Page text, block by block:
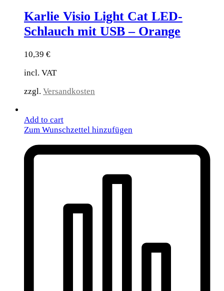
Karlie Visio Light Cat LED-
Schlauch mit USB – Orange
10,39 €
incl. VAT
zzgl. Versandkosten
Add to cart
Zum Wunschzettel hinzufügen